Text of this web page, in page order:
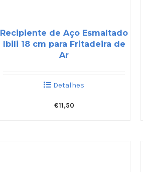
Recipiente de Aço Esmaltado
Ibili 18 cm para Fritadeira de
Ar
Detalhes
€11,50